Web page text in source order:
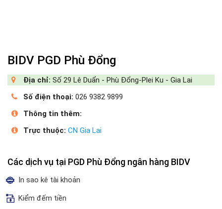
BIDV PGD Phù Đổng
Địa chỉ: Số 29 Lê Duẩn - Phù Đổng-Plei Ku - Gia Lai
Số điện thoại: 026 9382 9899
Thông tin thêm:
Trực thuộc: CN Gia Lai
Các dịch vụ tại PGD Phù Đổng ngân hàng BIDV
In sao kê tài khoản
Kiểm đếm tiền